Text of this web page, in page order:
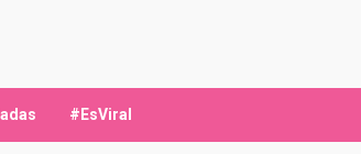
#EsViral